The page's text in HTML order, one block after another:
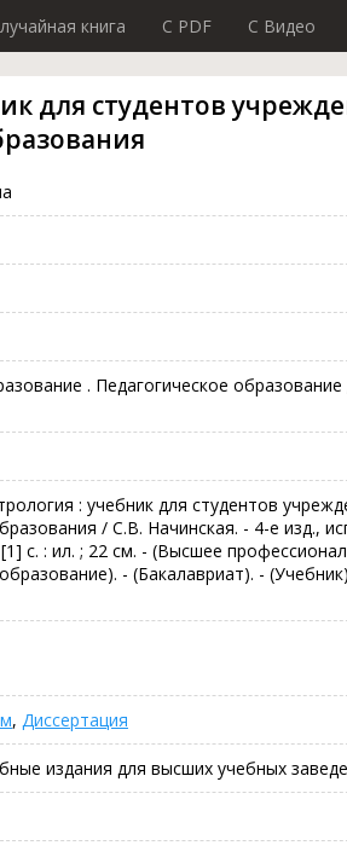
книга C PDF C Видео
для студентов
. Педагогическое образование
: учебник для студентов
/ С.В. Начинская. - 4-е изд.,
с. : ил. ; 22 см. - (Высшее
- (Бакалавриат). -
, Диссертация
издания для высших учебных